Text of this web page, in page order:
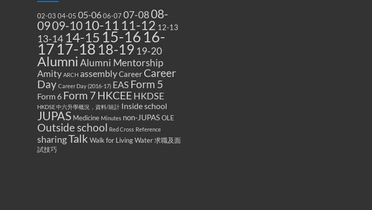
02-03 04-05 05-0606-07 07-0808-
0909-10 10-11 11-12 12-13
13-14 14-15 15-16 16-
17 17-18 18-19 19-20
Alumni Alumni Mentorship
Amity ARCH assemblyCareer Career
Day Career Day (2016-17) EAS Form 5
Form 6 Form 7HKCEE HKDSE
HKDSE 中六升學概況，資料/統計 Inside school
JUPAS Medicine Minutes non-JUPASOLE
Outside school Red Cross Reference
sharingTalk Walk for Living Water求職及面
試技巧